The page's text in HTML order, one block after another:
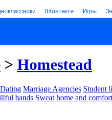
ВКонтакте Игры
> Homestead
Marriage Agencies Student
hands Sweat home and comfort